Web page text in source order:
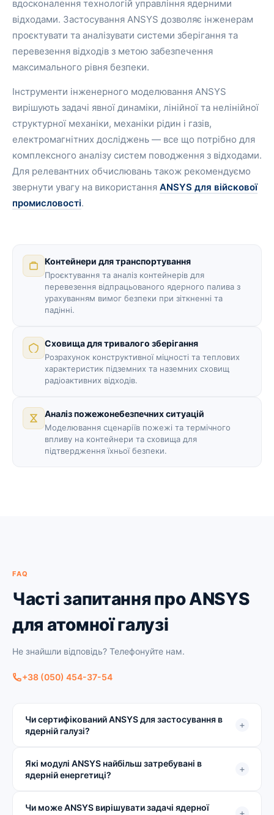
вдосконалення технологій управління ядерними
відходами. Застосування ANSYS дозволяє інженерам
проєктувати та аналізувати системи зберігання та
перевезення відходів з метою забезпечення
максимального рівня безпеки.
Інструменти інженерного моделювання ANSYS
вирішують задачі явної динаміки, лінійної та нелінійної
структурної механіки, механіки рідин і газів,
електромагнітних досліджень — все що потрібно для
комплексного аналізу систем поводження з відходами.
Для релевантних обчислювань також рекомендуємо
звернути увагу на використання ANSYS для війскової
промисловості.
Контейнери для транспортування
Проєктування та аналіз контейнерів для
перевезення відпрацьованого ядерного палива з
урахуванням вимог безпеки при зіткненні та
падінні.
Сховища для тривалого зберігання
Розрахунок конструктивної міцності та теплових
характеристик підземних та наземних сховищ
радіоактивних відходів.
Аналіз пожежонебезпечних ситуацій
Моделювання сценаріїв пожежі та термічного
впливу на контейнери та сховища для
підтвердження їхньої безпеки.
FAQ
Часті запитання про ANSYS
для атомної галузі
Не знайшли відповідь? Телефонуйте нам.
+38 (050) 454-37-54
Чи сертифікований ANSYS для застосування в
ядерній галузі?
+
Які модулі ANSYS найбільш затребувані в
ядерній енергетиці?
+
Чи може ANSYS вирішувати задачі ядерної